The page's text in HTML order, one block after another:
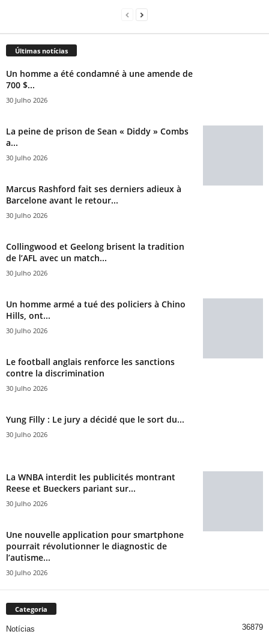
Últimas notícias
Un homme a été condamné à une amende de
700 $...
30 Julho 2026
La peine de prison de Sean « Diddy » Combs
a...
30 Julho 2026
Marcus Rashford fait ses derniers adieux à
Barcelone avant le retour...
30 Julho 2026
Collingwood et Geelong brisent la tradition
de l’AFL avec un match...
30 Julho 2026
Un homme armé a tué des policiers à Chino
Hills, ont...
30 Julho 2026
Le football anglais renforce les sanctions
contre la discrimination
30 Julho 2026
Yung Filly : Le jury a décidé que le sort du...
30 Julho 2026
La WNBA interdit les publicités montrant
Reese et Bueckers pariant sur...
30 Julho 2026
Une nouvelle application pour smartphone
pourrait révolutionner le diagnostic de
l’autisme...
30 Julho 2026
Categoria
Notícias 36879